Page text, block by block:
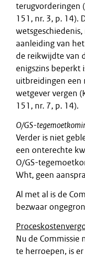
terugvorderingen
151, nr. 3, p. 14).
aanleiding van
de reikwijdte van
enigszins beperkt
uitbreidingen een
wetgever vergen
151, nr. 7, p. 14).
O/GS-
Verder is niet
een onterechte
O/GS-
Wht, geen
Al met al is de
bezwaar
Nu de
te herroepen, is